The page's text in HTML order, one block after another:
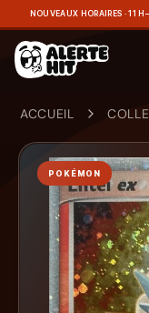
NOUVEAUX HORAIRES · 11
ACCUEIL
POKÉMON